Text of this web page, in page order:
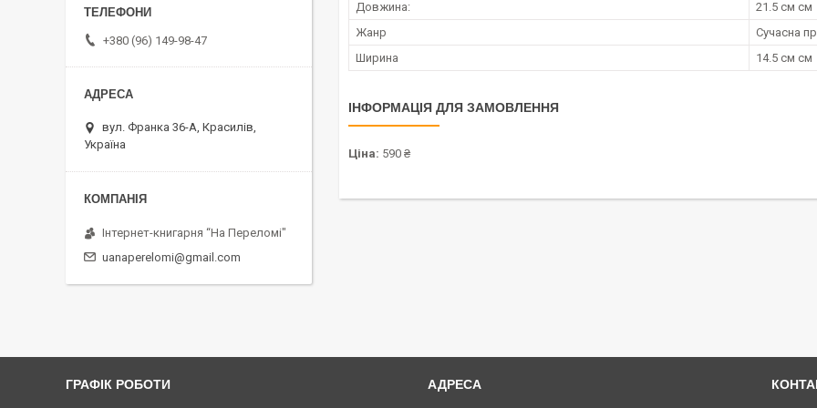
Довжина:
21.5 см см
Жанр
Сучасна
Ширина
14.5 см см
ІНФОРМАЦІЯ ДЛЯ ЗАМОВЛЕННЯ
Ціна: 590 ₴
+380 (96) 149-98-47
вул. Франка 36-А, Красилів,
Україна
Інтернет-книгарня “На Переломі"
uanaperelomi@gmail.com
ГРАФІК РОБОТИ